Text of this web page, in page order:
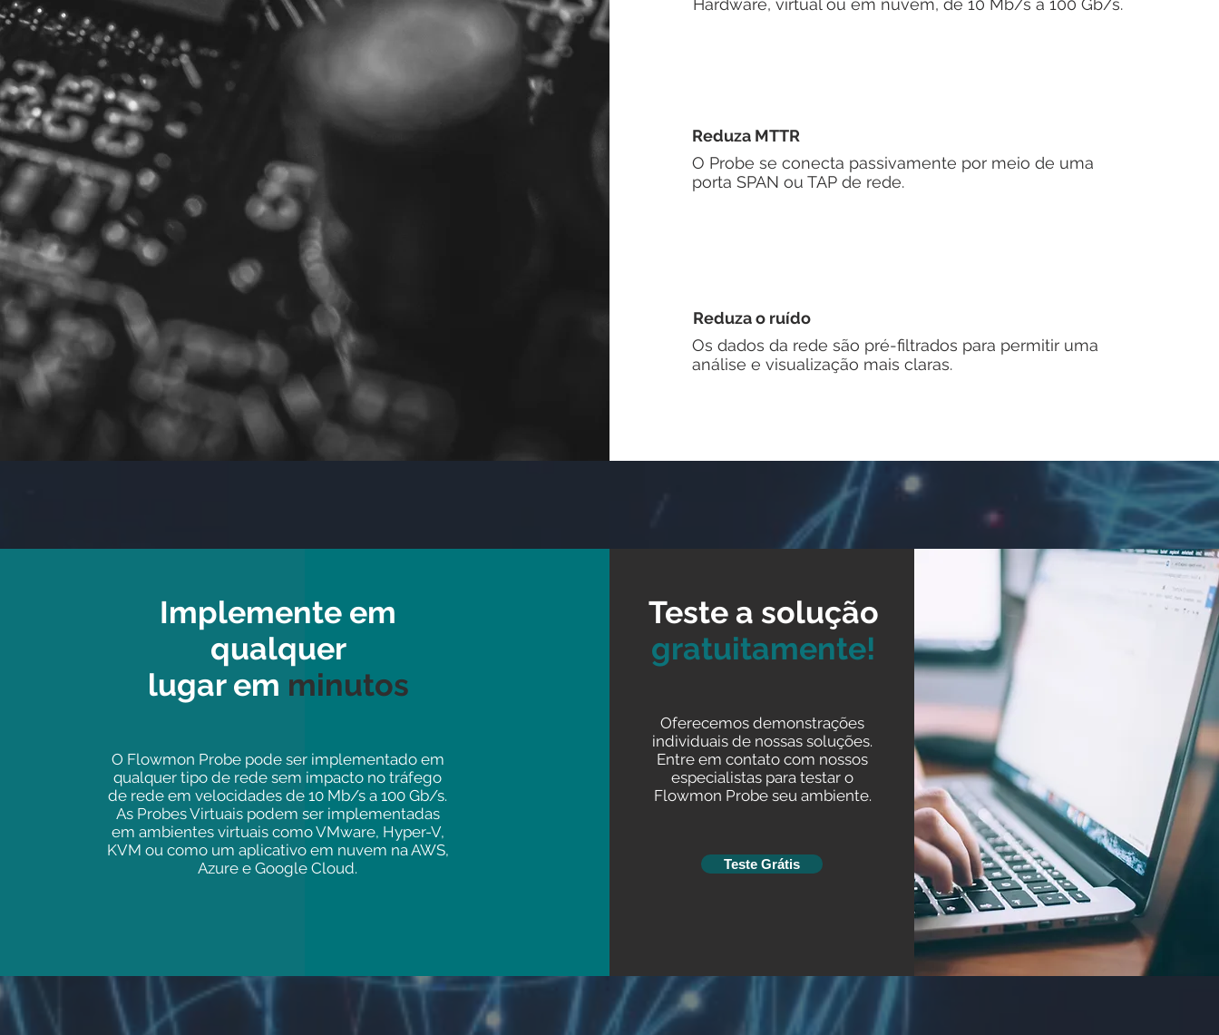
Hardware, virtual ou em nuvem, de 10 Mb/s a 100 Gb/s.
Reduza MTTR
O Probe se conecta passivamente por meio de uma
porta SPAN ou TAP de rede.
Reduza o ruído
Os dados da rede são pré-filtrados para permitir uma
análise e visualização mais claras.
Teste a solução
gratuitamente!
Oferecemos demonstrações
individuais de nossas soluções.
Entre em contato com nossos
especialistas para testar o
Flowmon Probe seu ambiente.
Teste Grátis
Implemente em
qualquer
lugar em minutos
O Flowmon Probe pode ser implementado em
qualquer tipo de rede sem impacto no tráfego
de rede em velocidades de 10 Mb/s a 100 Gb/s.
As Probes Virtuais podem ser implementadas
em ambientes virtuais como VMware, Hyper-V,
KVM ou como um aplicativo em nuvem na AWS,
Azure e Google Cloud.